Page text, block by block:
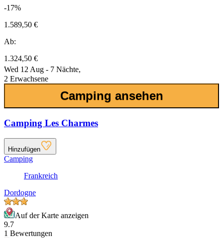
-17%
1.589,50 €
Ab:
1.324,50 €
Wed 12 Aug - 7 Nächte,
2 Erwachsene
Camping ansehen
Camping Les Charmes
Hinzufügen
Camping
Frankreich
Dordogne
Auf der Karte anzeigen
9.7
1 Bewertungen